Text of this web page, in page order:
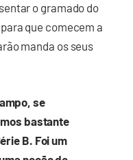
o gramado do
que comecem a
manda os seus
se
bastante
B. Foi um